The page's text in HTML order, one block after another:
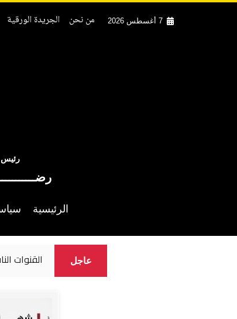
7 أغسطس 2026 من نحن الجريدة الورقية
رئيس
الرئيسية
عاجل القنوات